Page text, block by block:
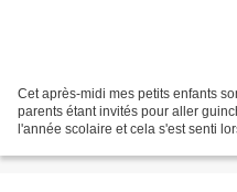
Cet après-midi mes petits enfants
parents étant invités pour aller
l'année scolaire et cela s'est senti